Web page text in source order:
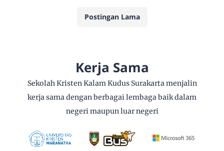
Postingan Lama
Kerja Sama
Sekolah Kristen Kalam Kudus Surakarta menjalin
kerja sama dengan berbagai lembaga baik dalam
negeri maupun luar negeri